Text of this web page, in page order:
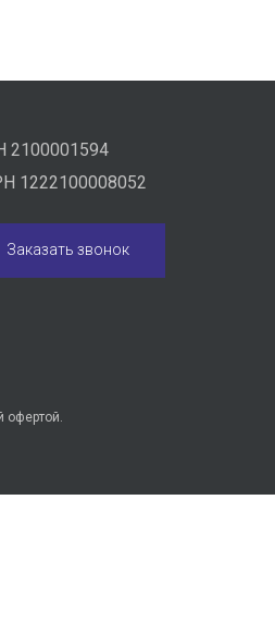
1222100008052
2100001594
Заказать звонок
офертой.